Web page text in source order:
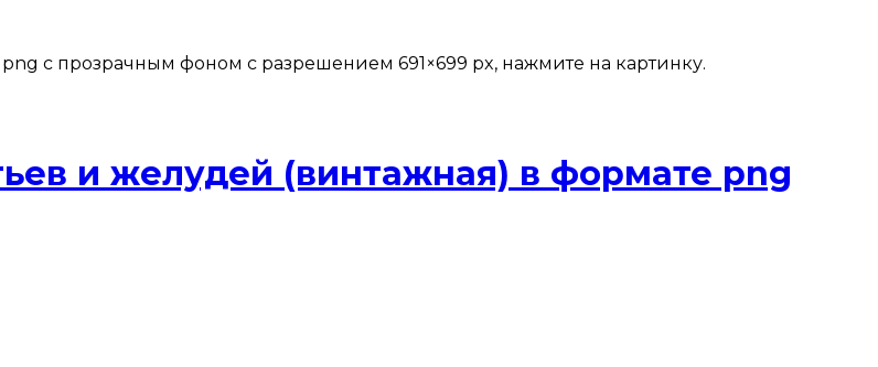
с прозрачным фоном с разрешением 691×699 px, нажмите на картинку.
и желудей (винтажная) в формате png